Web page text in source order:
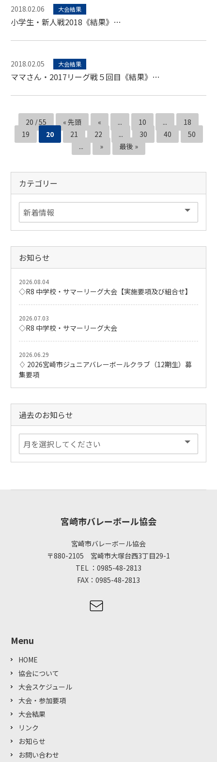
2018.02.06 大会結果
小学生・新人戦2018《結果》…
2018.02.05 大会結果
ママさん・2017リーグ戦５回目《結果》…
20 / 55 « 先頭 « ... 10 ...
18
19
20 21 22 ... 30 40
50
...
» 最後 »
カテゴリー
お知らせ
2026.08.04
◇R8 中学校・サマーリーグ大会【実施要項及び組合せ】
2026.07.03
◇R8 中学校・サマーリーグ大会
2026.06.29
♢ 2026宮崎市ジュニアバレーボールクラブ（12期生）募
集要項
過去のお知らせ
宮崎市バレーボール協会
宮崎市バレーボール協会
〒880-2105 宮崎市大塚台西3丁目29-1
TEL ：0985-48-2813
FAX：0985-48-2813
Menu
HOME
協会について
大会スケジュール
大会・参加要項
大会結果
リンク
お知らせ
お問い合わせ